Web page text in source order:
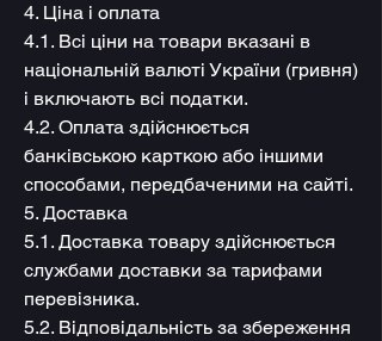
4. Ціна і оплата
4.1. Всі ціни на товари вказані в
національній валюті України (гривня)
і включають всі податки.
4.2. Оплата здійснюється
банківською карткою або іншими
способами, передбаченими на сайті.
5. Доставка
5.1. Доставка товару здійснюється
службами доставки за тарифами
перевізника.
5.2. Відповідальність за збереження